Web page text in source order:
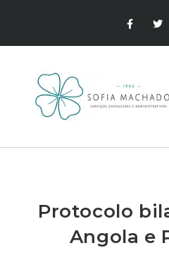
Protocolo
Angola e